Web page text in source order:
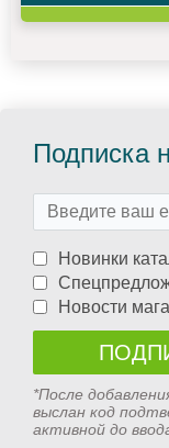
Подписка
Новинки
Новости
*После
выслан код
активной до